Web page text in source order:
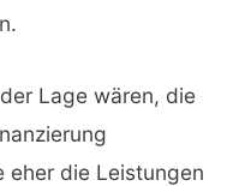
Lage wären, die
eher die Leistungen